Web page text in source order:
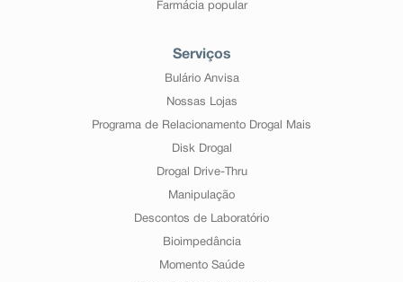
Farmácia popular
Serviços
Bulário Anvisa
Nossas Lojas
Programa de Relacionamento Drogal Mais
Disk Drogal
Drogal Drive-Thru
Manipulação
Descontos de Laboratório
Bioimpedância
Momento Saúde